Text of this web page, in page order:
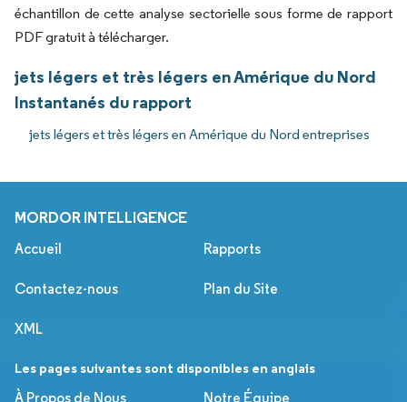
échantillon de cette analyse sectorielle sous forme de rapport
PDF gratuit à télécharger.
jets légers et très légers en Amérique du Nord
Instantanés du rapport
jets légers et très légers en Amérique du Nord entreprises
MORDOR INTELLIGENCE
Accueil Rapports
Contactez-nous Plan du Site
XML
Les pages suivantes sont disponibles en anglais
À Propos de Nous
Notre Équipe